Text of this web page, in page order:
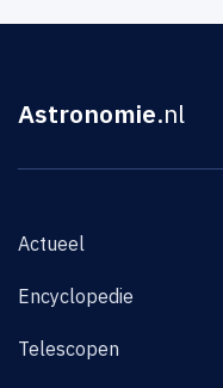
Astronomie.nl
Actueel
Encyclopedie
Telescopen